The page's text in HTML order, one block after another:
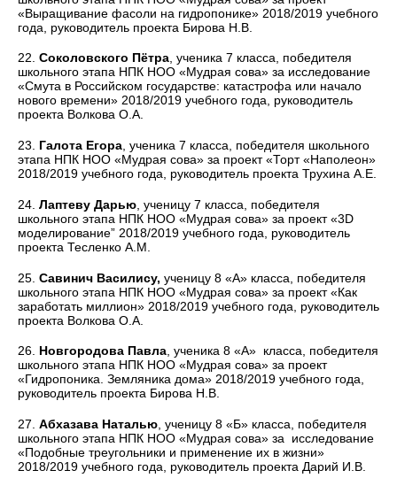
«Выращивание фасоли на гидропонике» 2018/2019 учебного
года, руководитель проекта Бирова Н.В.
22. Соколовского Пётра, ученика 7 класса, победителя
школьного этапа НПК НОО «Мудрая сова» за исследование
«Смута в Российском государстве: катастрофа или начало
нового времени» 2018/2019 учебного года, руководитель
проекта Волкова О.А.
23. Галота Егора, ученика 7 класса, победителя школьного
этапа НПК НОО «Мудрая сова» за проект «Торт «Наполеон»
2018/2019 учебного года, руководитель проекта Трухина А.Е.
24. Лаптеву Дарью , ученицу 7 класса, победителя
школьного этапа НПК НОО «Мудрая сова» за проект «3D
моделирование” 2018/2019 учебного года, руководитель
проекта Тесленко А.М.
25. Савинич Василису, ученицу 8 «А» класса, победителя
школьного этапа НПК НОО «Мудрая сова» за проект «Как
заработать миллион» 2018/2019 учебного года, руководитель
проекта Волкова О.А.
26. Новгородова Павла, ученика 8 «А» класса, победителя
школьного этапа НПК НОО «Мудрая сова» за проект
«Гидропоника. Земляника дома» 2018/2019 учебного года,
руководитель проекта Бирова Н.В.
27. Абхазава Наталью , ученицу 8 «Б» класса, победителя
школьного этапа НПК НОО «Мудрая сова» за исследование
«Подобные треугольники и применение их в жизни»
2018/2019 учебного года, руководитель проекта Дарий И.В.